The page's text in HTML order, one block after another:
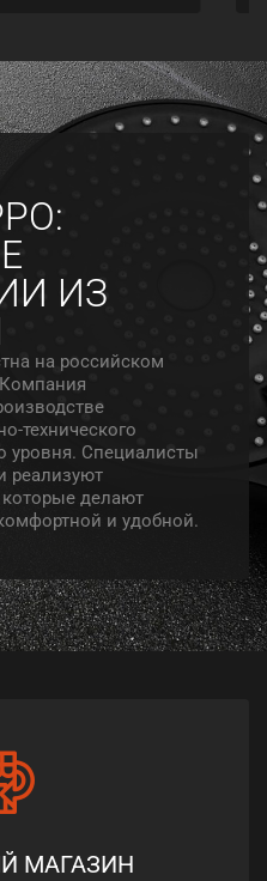
ИЗ
на российском
технического
уровня. Специалисты
реализуют
делают
и удобной.
МАГАЗИН